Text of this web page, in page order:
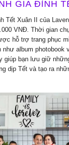
GIA ĐÌNH
Tết Xuân II của
VNĐ. Thời gian
hỗ trợ trang phục
như album photobook
giúp bạn lưu giữ
dịp Tết và tạo ra